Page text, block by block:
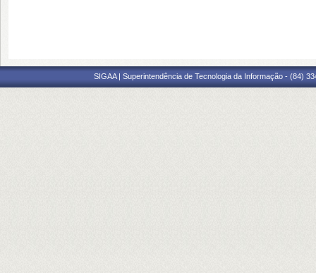
SIGAA | Superintendência de Tecnologia da Informação - (84)